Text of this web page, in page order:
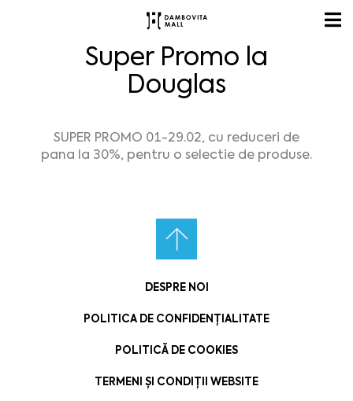
Super Promo la
Douglas
SUPER PROMO 01-29.02​, cu reduceri de
pana la 30%, pentru o selectie de produse.
DESPRE NOI
POLITICA DE CONFIDENȚIALITATE
POLITICĂ DE COOKIES
TERMENI ȘI CONDIȚII WEBSITE